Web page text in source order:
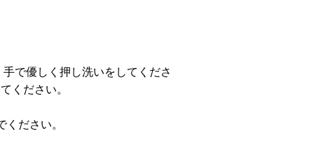
で優しく押し洗いをしてくださ
ください。
ださい。